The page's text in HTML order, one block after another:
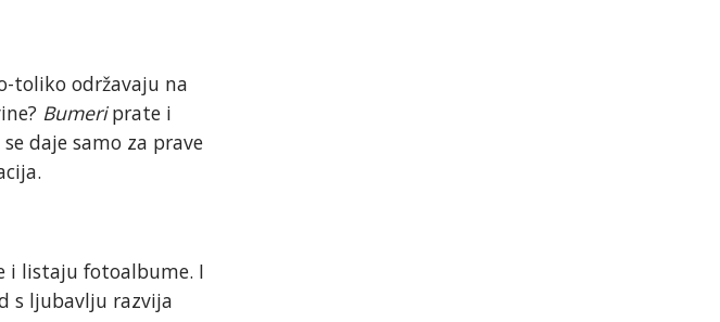
toliko održavaju na
Bumeriprate i
daje samo za prave
i listaju fotoalbume. I
s ljubavlju razvija